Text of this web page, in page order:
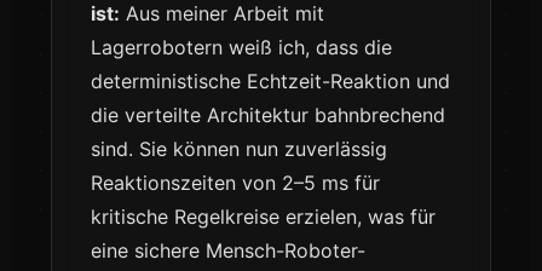
ist: Aus meiner Arbeit mit
Lagerrobotern weiß ich, dass die
deterministische Echtzeit-Reaktion und
die verteilte Architektur bahnbrechend
sind. Sie können nun zuverlässig
Reaktionszeiten von 2–5 ms für
kritische Regelkreise erzielen, was für
eine sichere Mensch-Roboter-